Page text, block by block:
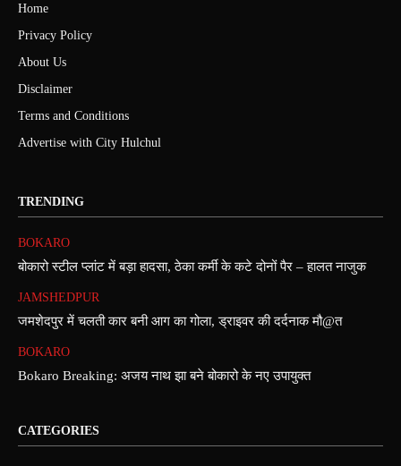
Home
Privacy Policy
About Us
Disclaimer
Terms and Conditions
Advertise with City Hulchul
TRENDING
BOKARO
बोकारो स्टील प्लांट में बड़ा हादसा, ठेका कर्मी के कटे दोनों पैर – हालत नाजुक
JAMSHEDPUR
जमशेदपुर में चलती कार बनी आग का गोला, ड्राइवर की दर्दनाक मौ@त
BOKARO
Bokaro Breaking: अजय नाथ झा बने बोकारो के नए उपायुक्त
CATEGORIES